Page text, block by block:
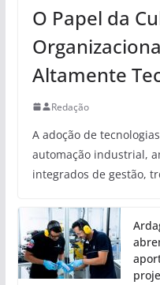
O Papel da
Altamente
Redação
A adoção de
automação industrial,
integrados de gestão,